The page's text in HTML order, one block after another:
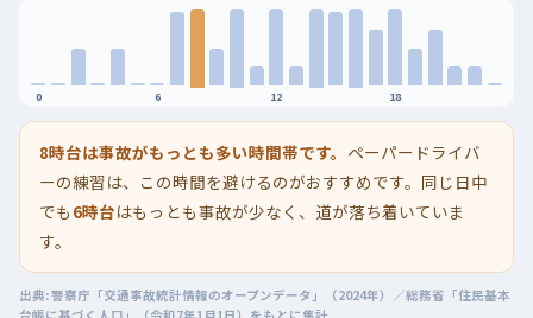
0 6 12 18
8時台は事故がもっとも多い時間帯です。 ペーパードライバ
ーの練習は、この時間を避けるのがおすすめです。同じ日中
でも 6時台はもっとも事故が少なく、道が落ち着いていま
す。
出典: 警察庁「交通事故統計情報のオープンデータ」（2024年）／総務省「住民基本